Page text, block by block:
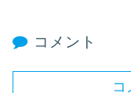
コメント
コ